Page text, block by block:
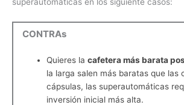
superautomáticas en los siguiente casos:
CONTRAs
Quieres la cafetera más barata
la larga salen más baratas que las
cápsulas, las superautomáticas
inversión inicial más alta.